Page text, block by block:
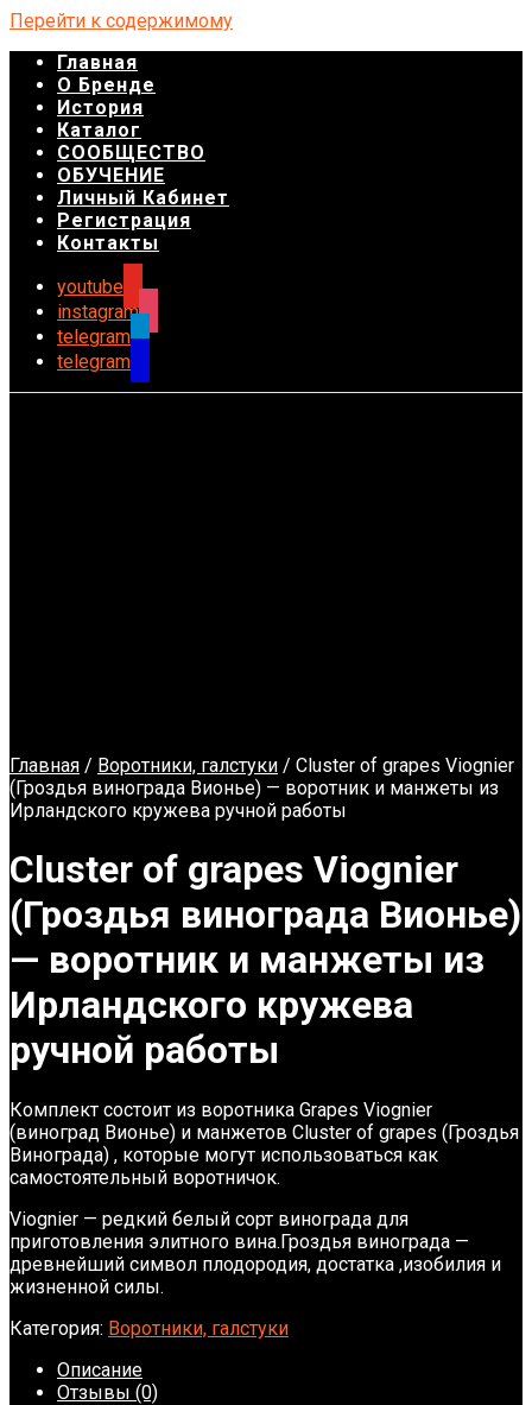
Перейти к содержимому
Главная
О Бренде
История
Каталог
СООБЩЕСТВО
ОБУЧЕНИЕ
Личный Кабинет
Регистрация
Контакты
youtube
instagram
telegram
telegram
Главная / Воротники, галстуки / Cluster of grapes Viognier
(Гроздья винограда Вионье) — воротник и манжеты из
Ирландского кружева ручной работы
Cluster of grapes Viognier
(Гроздья винограда Вионье)
— воротник и манжеты из
Ирландского кружева
ручной работы
Комплект состоит из воротника Grapes Viognier
(виноград Вионье) и манжетов Cluster of grapes (Гроздья
Винограда) , которые могут использоваться как
самостоятельный воротничок.
Viognier — редкий белый сорт винограда для
приготовления элитного вина.Гроздья винограда —
древнейший символ плодородия, достатка ,изобилия и
жизненной силы.
Категория: Воротники, галстуки
Описание
Отзывы (0)